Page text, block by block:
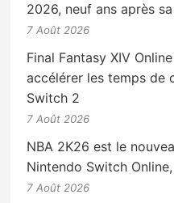
2026, neuf ans après
7 Août 2026
Final Fantasy XIV
accélérer les temps de
Switch 2
7 Août 2026
NBA 2K26 est le
Nintendo Switch Online,
7 Août 2026